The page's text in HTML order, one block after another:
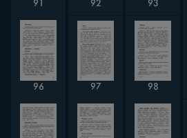
91 92 93
96 97 98